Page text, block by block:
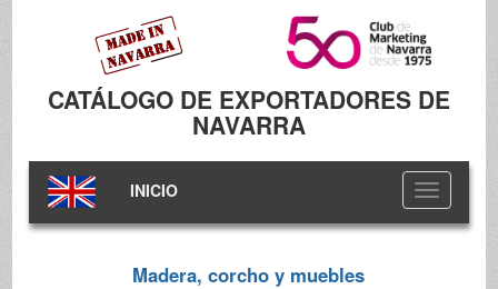
CATÁLOGO DE EXPORTADORES DE
NAVARRA
Toggle
navigation
INICIO
Madera, corcho y muebles